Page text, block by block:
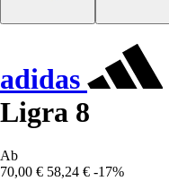
adidas
Ligra 8
Ab
70,00 € 58,24 € -17%